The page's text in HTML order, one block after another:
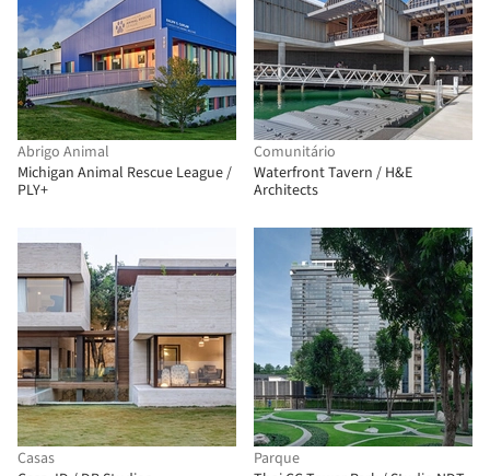
Abrigo Animal
Michigan Animal Rescue League /
PLY+
Comunitário
Waterfront Tavern / H&E
Architects
Casas
Parque